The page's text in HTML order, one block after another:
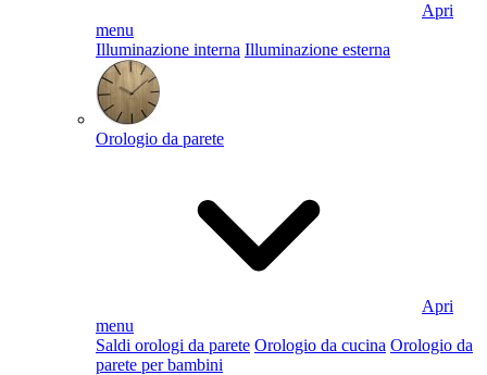
Apri
menu
Illuminazione interna Illuminazione esterna
Orologio da parete
Apri
menu
Saldi orologi da parete Orologio da cucina Orologio da
parete per bambini